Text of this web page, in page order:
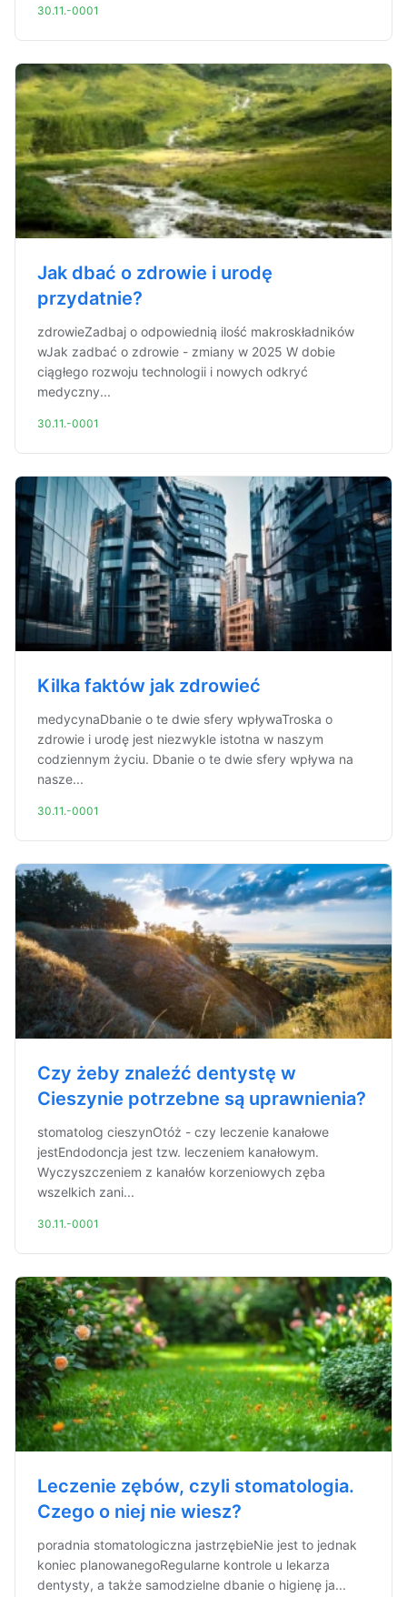
30.11.-0001
Jak dbać o zdrowie i urodę
przydatnie?
zdrowieZadbaj o odpowiednią ilość makroskładników
wJak zadbać o zdrowie - zmiany w 2025 W dobie
ciągłego rozwoju technologii i nowych odkryć
medyczny...
30.11.-0001
Kilka faktów jak zdrowieć
medycynaDbanie o te dwie sfery wpływaTroska o
zdrowie i urodę jest niezwykle istotna w naszym
codziennym życiu. Dbanie o te dwie sfery wpływa na
nasze...
30.11.-0001
Czy żeby znaleźć dentystę w
Cieszynie potrzebne są uprawnienia?
stomatolog cieszynOtóż - czy leczenie kanałowe
jestEndodoncja jest tzw. leczeniem kanałowym.
Wyczyszczeniem z kanałów korzeniowych zęba
wszelkich zani...
30.11.-0001
Leczenie zębów, czyli stomatologia.
Czego o niej nie wiesz?
poradnia stomatologiczna jastrzębieNie jest to jednak
koniec planowanegoRegularne kontrole u lekarza
dentysty, a także samodzielne dbanie o higienę ja...